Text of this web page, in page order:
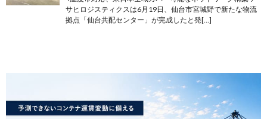
サヒロジスティクスは6月19日、仙台市宮城野で新たな物流
拠点「仙台共配センター」が完成したと発[…]